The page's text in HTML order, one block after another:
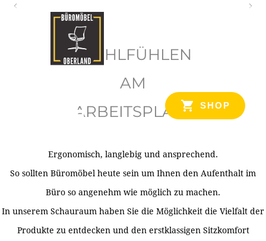
SHOP
WOHLFÜHLEN
AM
ARBEITSPLATZ
Ergonomisch, langlebig und ansprechend.
So sollten Büromöbel heute sein um Ihnen den Aufenthalt im
Büro so angenehm wie möglich zu machen.
In unserem Schauraum haben Sie die Möglichkeit die Vielfalt der
Produkte zu entdecken und den erstklassigen Sitzkomfort